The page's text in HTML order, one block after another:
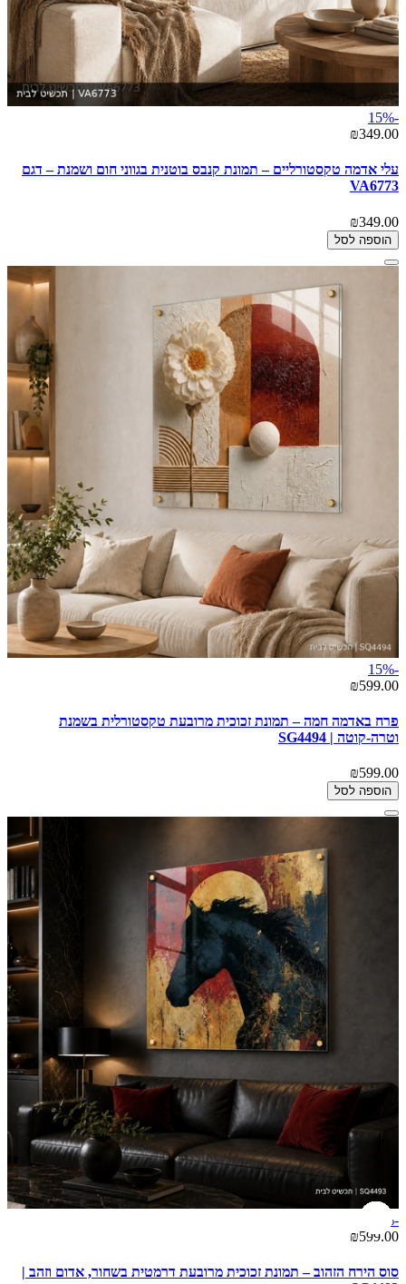
-15%
₪349.00
עלי אדמה טקסטורליים – תמונת קנבס בוטנית בגווני חום ושמנת – דגם
VA6773
₪349.00
הוספה לסל
-15%
₪599.00
פרח באדמה חמה – תמונת זכוכית מרובעת טקסטורלית בשמנת
וטרה-קוטה | SG4494
₪599.00
הוספה לסל
-15%
₪599.00
סוס הירח הזהוב – תמונת זכוכית מרובעת דרמטית בשחור, אדום וזהב |